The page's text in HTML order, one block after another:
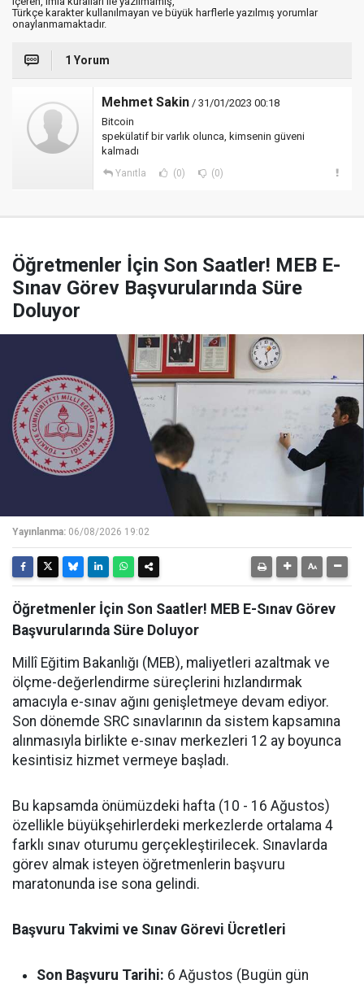
Türkçe karakter kullanılmayan ve büyük harflerle yazılmış yorumlar
onaylanmamaktadır.
1 Yorum
Mehmet Sakin / 31/01/2023 00:18
Bitcoin
spekülatif bir varlık olunca, kimsenin güveni
kalmadı
Yanıtla (0) (0)
Öğretmenler İçin Son Saatler! MEB E-
Sınav Görev Başvurularında Süre
Doluyor
Yayınlanma: 06/08/2026 19:02
Öğretmenler İçin Son Saatler! MEB E-Sınav Görev
Başvurularında Süre Doluyor
Millî Eğitim Bakanlığı (MEB), maliyetleri azaltmak ve
ölçme-değerlendirme süreçlerini hızlandırmak
amacıyla e-sınav ağını genişletmeye devam ediyor.
Son dönemde SRC sınavlarının da sistem kapsamına
alınmasıyla birlikte e-sınav merkezleri 12 ay boyunca
kesintisiz hizmet vermeye başladı.
Bu kapsamda önümüzdeki hafta (10 - 16 Ağustos)
özellikle büyükşehirlerdeki merkezlerde ortalama 4
farklı sınav oturumu gerçekleştirilecek. Sınavlarda
görev almak isteyen öğretmenlerin başvuru
maratonunda ise sona gelindi.
Başvuru Takvimi ve Sınav Görevi Ücretleri
Son Başvuru Tarihi: 6 Ağustos (Bugün gün